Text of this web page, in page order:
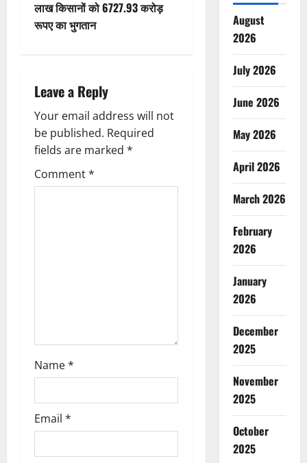
v
g
a
t
i
लाख किसानों को 6727.93 करोड़
रूपए का भुगतान
Leave a Reply
Your email address will not
be published. Required
fields are marked *
Comment*
Name*
Email *
August
2026
July 2026
June 2026
May 2026
April 2026
March 2026
February
2026
January
2026
December
2025
November
2025
October
2025